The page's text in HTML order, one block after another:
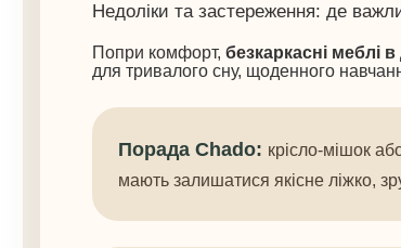
Недоліки та застереження: де
Попри комфорт, безкаркасні меблі в
для тривалого сну, щоденного
Порада Chado: крісло-мішок
мають залишатися якісне ліжко,